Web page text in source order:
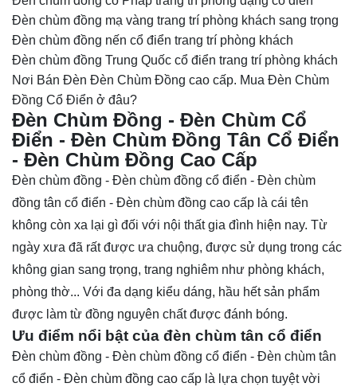
Đèn chùm đồng mạ vàng trang trí phòng khách sang trọng
Đèn chùm đồng nến cổ điển trang trí phòng khách
Đèn chùm đồng Trung Quốc cổ điển trang trí phòng khách
Nơi Bán Đèn Đèn Chùm Đồng cao cấp. Mua Đèn Chùm
Đồng Cổ Điển ở đâu?
Đèn Chùm Đồng - Đèn Chùm Cổ
Điển - Đèn Chùm Đồng Tân Cổ Điển
- Đèn Chùm Đồng Cao Cấp
Đèn chùm đồng - Đèn chùm đồng cổ điển - Đèn chùm
đồng tân cổ điển - Đèn chùm đồng cao cấp là cái tên
không còn xa lại gì đối với nội thất gia đình hiện nay. Từ
ngày xưa đã rất được ưa chuộng, được sử dụng trong các
không gian sang trọng, trang nghiêm như phòng khách,
phòng thờ... Với đa dạng kiểu dáng, hầu hết sản phẩm
được làm từ đồng nguyên chất được đánh bóng.
Ưu điểm nổi bật của đèn chùm tân cổ điển
Đèn chùm đồng - Đèn chùm đồng cổ điển - Đèn chùm tân
cổ điển - Đèn chùm đồng cao cấp là lựa chọn tuyệt vời